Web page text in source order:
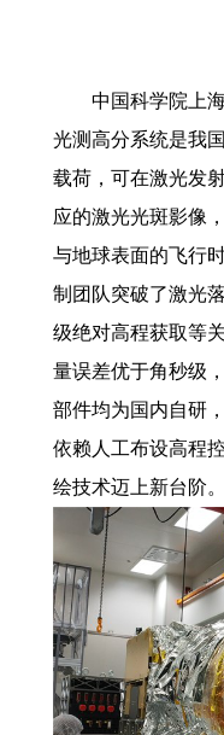
中国科学院上海
光测高分系统是我
载荷，可在激光发
应的激光光斑影像
与地球表面的飞行
制团队突破了激光
级绝对高程获取等
量误差优于角秒级
部件均为国内自研
依赖人工布设高程
绘技术迈上新台阶。